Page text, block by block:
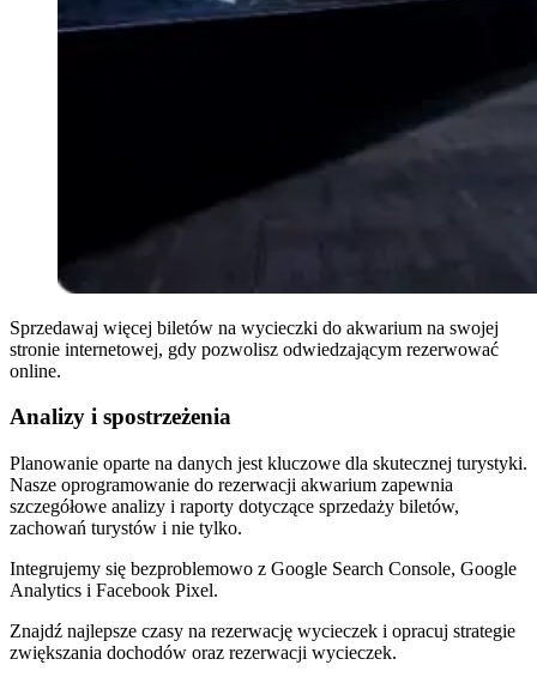
Sprzedawaj więcej biletów na wycieczki do akwarium na swojej
stronie internetowej, gdy pozwolisz odwiedzającym rezerwować
online.
Analizy i spostrzeżenia
Planowanie oparte na danych jest kluczowe dla skutecznej turystyki.
Nasze oprogramowanie do rezerwacji akwarium zapewnia
szczegółowe analizy i raporty dotyczące sprzedaży biletów,
zachowań turystów i nie tylko.
Integrujemy się bezproblemowo z Google Search Console, Google
Analytics i Facebook Pixel.
Znajdź najlepsze czasy na rezerwację wycieczek i opracuj strategie
zwiększania dochodów oraz rezerwacji wycieczek.